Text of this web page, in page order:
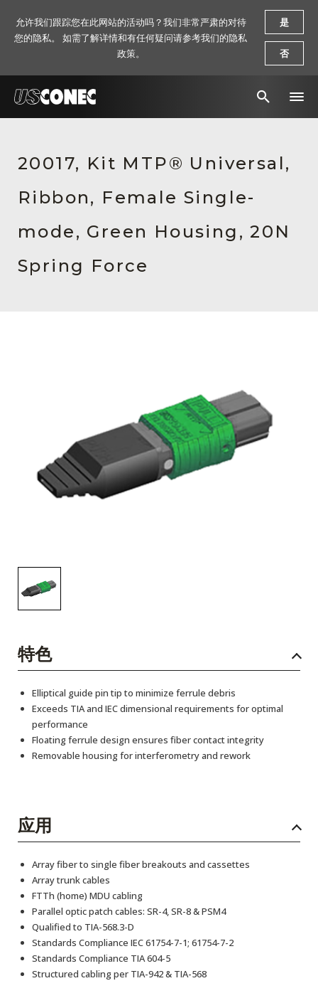
解决方案
产品
资源
关于我们
活动信息
20017, Kit MTP® Universal,
Ribbon, Female Single-
mode, Green Housing, 20N
Spring Force
特色
Elliptical guide pin tip to minimize ferrule debris
Exceeds TIA and IEC dimensional requirements for optimal
performance
Floating ferrule design ensures fiber contact integrity
Removable housing for interferometry and rework
应用
Array fiber to single fiber breakouts and cassettes
Array trunk cables
FTTh (home) MDU cabling
Parallel optic patch cables: SR-4, SR-8 & PSM4
Qualified to TIA-568.3-D
Standards Compliance IEC 61754-7-1; 61754-7-2
Standards Compliance TIA 604-5
Structured cabling per TIA-942 & TIA-568
允许我们跟踪您在此网站的活动吗？我们非常严肃的对待
您的隐私。 如需了解详情和有任何疑问请参考我们的隐私
政策。
是
否